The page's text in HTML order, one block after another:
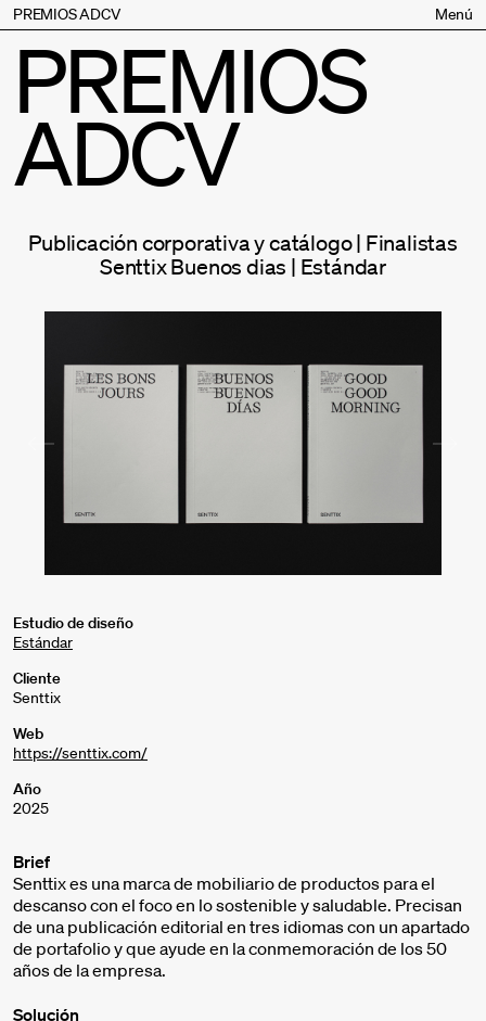
PREMIOS ADCV
Bases
Jurado
Inscripción
Palmarés
Premios especiales
Supporters
Contacto
Menú
PREMIOS
ADCV
Publicación corporativa y catálogo | Finalistas
Senttix Buenos dias | Estándar
Estudio de diseño
Estándar
Cliente
Senttix
Web
https://senttix.com/
Año
2025
Brief
Senttix es una marca de mobiliario de productos para el
descanso con el foco en lo sostenible y saludable. Precisan
de una publicación editorial en tres idiomas con un apartado
de portafolio y que ayude en la conmemoración de los 50
años de la empresa.
Solución